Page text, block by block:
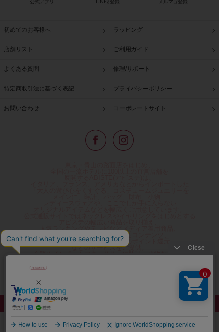
公式アプリ LINE@登録 メルマガ登録
初めてのお客様へ ラッピング
店舗リスト ご利用ガイド
よくある質問 修理/サポート
特定商取引法に基づく表記 プライバシーポリシー
お問い合わせ コーポレートサイト
人気ランキングやテレビなどメディア着用商品、
雑誌掲載商品情報を紹介するコンテンツ、
プレゼント包装無料や独自のポイント還元
などのサービスをご提供。
心躍るインポートアクセサリーや時計、小物などで、
夢やときめきを与えられるよう願っています。
◆ギフトラッピング無料/11,000円以上のご注文で送料無料◆